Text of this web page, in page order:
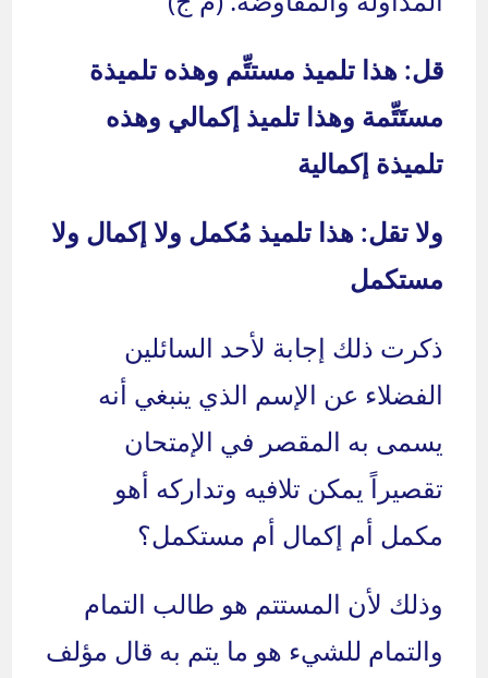
قل: هذا تلميذ مستتِّم وهذه تلميذة
مستَتِّمة وهذا تلميذ إكمالي وهذه
تلميذة إكمالية
ولا تقل: هذا تلميذ مُكمل ولا إكمال ولا
مستكمل
ذكرت ذلك إجابة لأحد السائلين
الفضلاء عن الإسم الذي ينبغي أنه
يسمى به المقصر في الإمتحان
تقصيراً يمكن تلافيه وتداركه أهو
مكمل أم إكمال أم مستكمل؟
وذلك لأن المستتم هو طالب التمام
والتمام للشيء هو ما يتم به قال مؤلف